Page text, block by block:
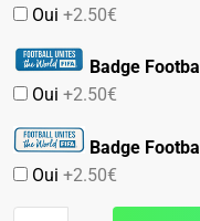
Oui+2.50€
Badge
Oui+2.50€
Badge
Oui+2.50€